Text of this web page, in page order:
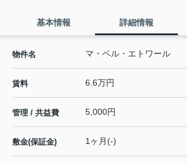
基本情報 詳細情報
物件名 マ・ベル・エトワール
賃料 6.6万円
管理 / 共益費 5,000円
敷金(保証金) 1ヶ月(-)